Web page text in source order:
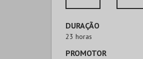
DURAÇÃO
23 horas
PROMOTOR